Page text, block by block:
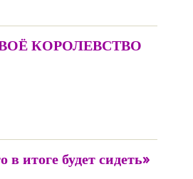
КОРОЛЕВСТВО
итоге будет сидеть»